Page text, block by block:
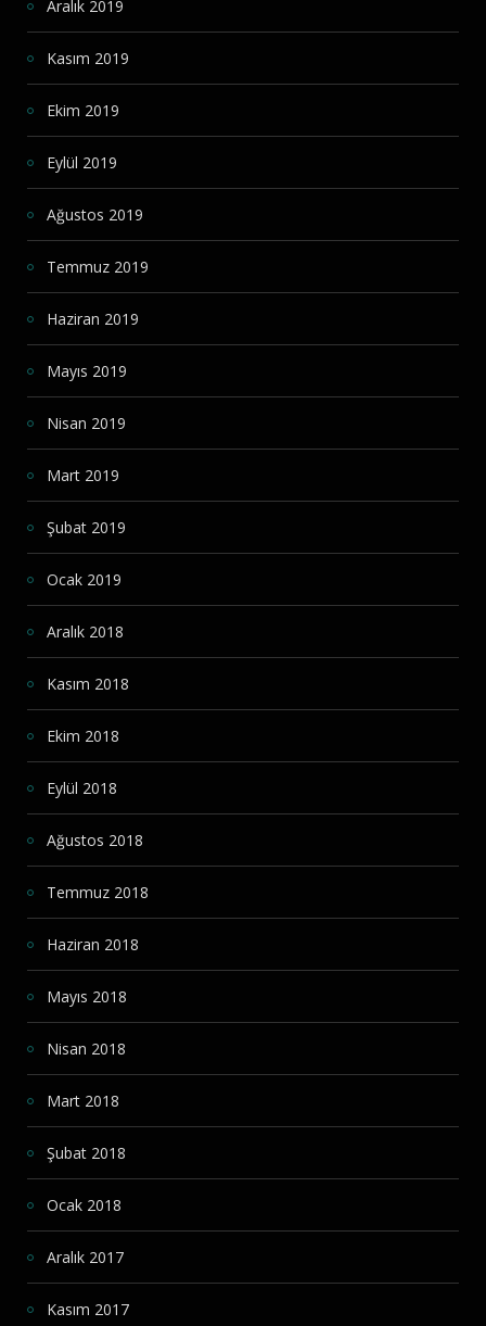
Aralık 2019
Kasım 2019
Ekim 2019
Eylül 2019
Ağustos 2019
Temmuz 2019
Haziran 2019
Mayıs 2019
Nisan 2019
Mart 2019
Şubat 2019
Ocak 2019
Aralık 2018
Kasım 2018
Ekim 2018
Eylül 2018
Ağustos 2018
Temmuz 2018
Haziran 2018
Mayıs 2018
Nisan 2018
Mart 2018
Şubat 2018
Ocak 2018
Aralık 2017
Kasım 2017